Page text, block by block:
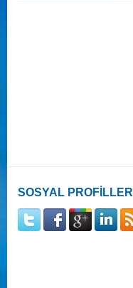
SOSYAL PROFİLLER